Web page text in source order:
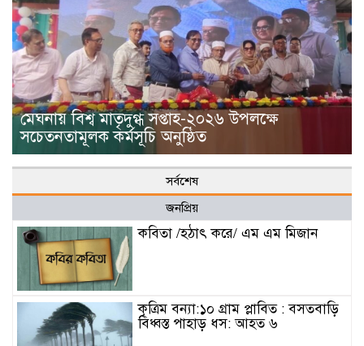
মেঘনায় বিশ্ব মাতৃদুগ্ধ সপ্তাহ-২০২৬ উপলক্ষে
সচেতনতামূলক কর্মসূচি অনুষ্ঠিত
সর্বশেষ
জনপ্রিয়
কবিতা /হঠাৎ করে/ এম এম মিজান
কৃত্রিম বন্যা:১০ গ্রাম প্লাবিত : বসতবাড়ি
বিধ্বস্ত পাহাড় ধস: আহত ৬